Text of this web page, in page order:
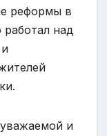
реформы в
работал над
и